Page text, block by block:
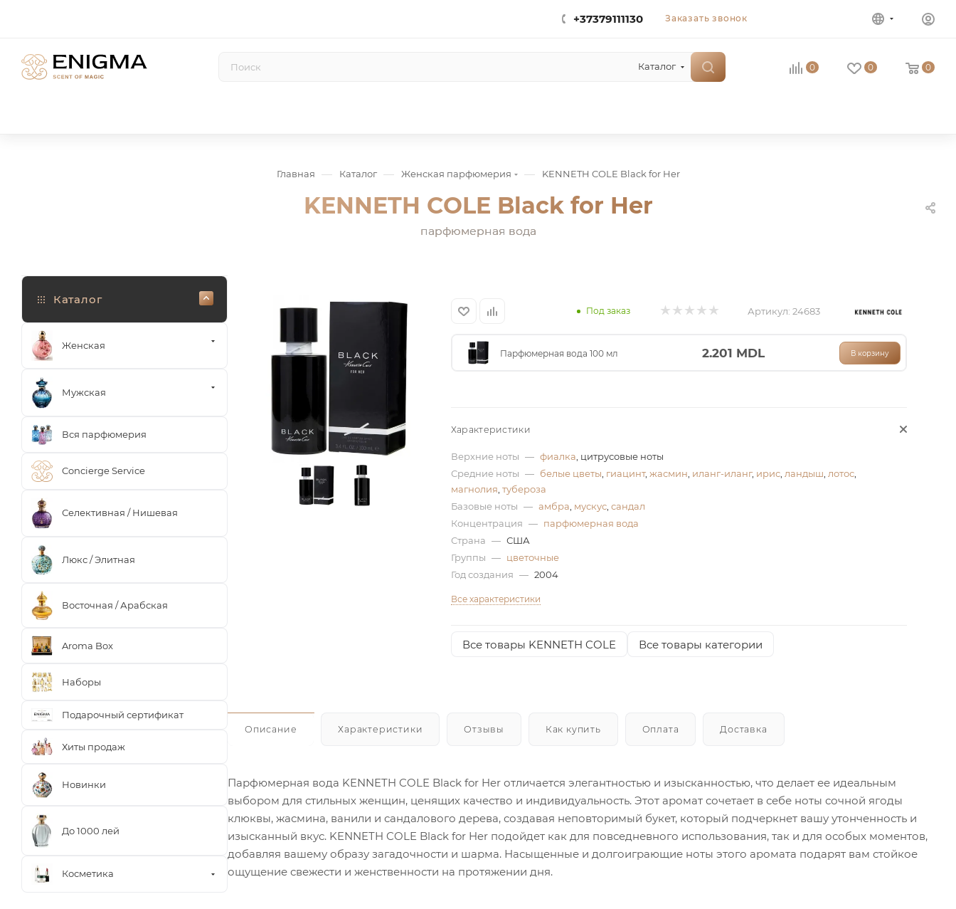
+37379111130 Заказать звонок
Каталог 0 0 0
Главная — Каталог — Женская парфюмерия — KENNETH COLE Black for Her
KENNETH COLE Black for Her
парфюмерная вода
Под заказ Артикул: 24683
Парфюмерная вода 100 мл 2.201 MDL В корзину
Характеристики
Верхние ноты — фиалка , цитрусовые ноты
Средние ноты — белые цветы гиацинт, жасмин иланг-иланг, ирис, ландыш лотос,
магнолия тубероза
Базовые ноты — амбра мускус, сандал
Концентрация — парфюмерная вода
Страна — США
Группы — цветочные
Год создания — 2004
Все характеристики
Все товары KENNETH COLE Все товары категории
Описание Характеристики Отзывы Как купить Оплата Доставка
Парфюмерная вода KENNETH COLE Black for Her отличается элегантностью и изысканностью, что делает ее идеальным
выбором для стильных женщин, ценящих качество и индивидуальность. Этот аромат сочетает в себе ноты сочной ягоды
клюквы, жасмина, ванили и сандалового дерева, создавая неповторимый букет, который подчеркнет вашу утонченность и
изысканный вкус. KENNETH COLE Black for Her подойдет как для повседневного использования, так и для особых моментов,
добавляя вашему образу загадочности и шарма. Насыщенные и долгоиграющие ноты этого аромата подарят вам стойкое
ощущение свежести и женственности на протяжении дня.
Каталог
Женская
Мужская
Вся парфюмерия
Concierge Service
Селективная / Нишевая
Люкс / Элитная
Восточная / Арабская
Aroma Box
Наборы
Подарочный сертификат
Хиты продаж
Новинки
До 1000 лей
Косметика